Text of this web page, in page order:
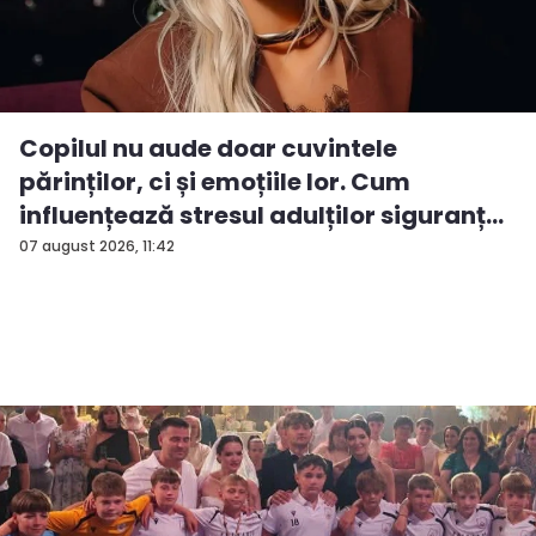
07 august 2026, 11:42
Copilul nu aude doar cuvintele
părinților, ci și emoțiile lor. Cum
influențează stresul adulților siguranț...